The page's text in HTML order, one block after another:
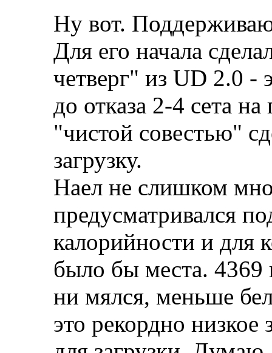
Ну вот.
Для его начала
четверг" из UD 2.0 -
до отказа 2-4 сета
"чистой совестью"
загрузку.
Наел не слишком
предусматривался
калорийности и для
было бы места.
ни мялся, меньше
это рекордно низкое